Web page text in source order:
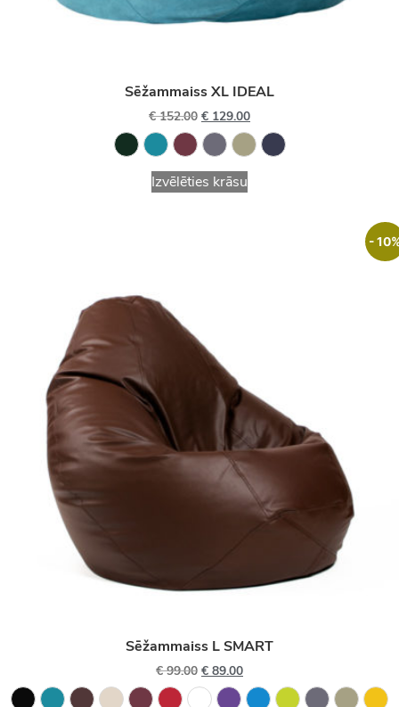
Sēžammaiss XL IDEAL
€152.00 € 129.00
Izvēlēties krāsu
-
Sēžammaiss L SMART
€99.00 € 89.00